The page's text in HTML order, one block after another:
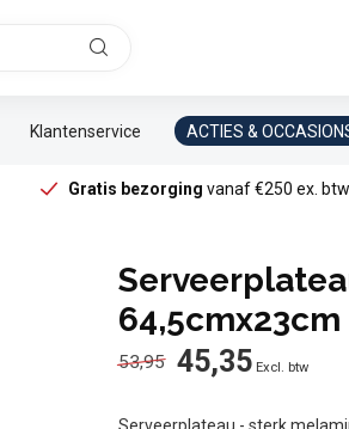
Klantenservice ACTIES &
Gratis bezorging vanaf €250 ex. btw
53,95 45,35 Excl. btw